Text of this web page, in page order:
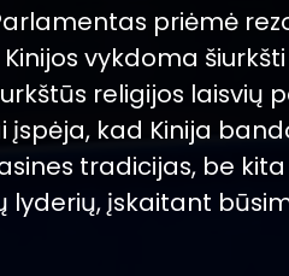
priėmė
vykdoma
religijos laisvių
kad Kinija
tradicijas, be kita
lyderių, įskaitant